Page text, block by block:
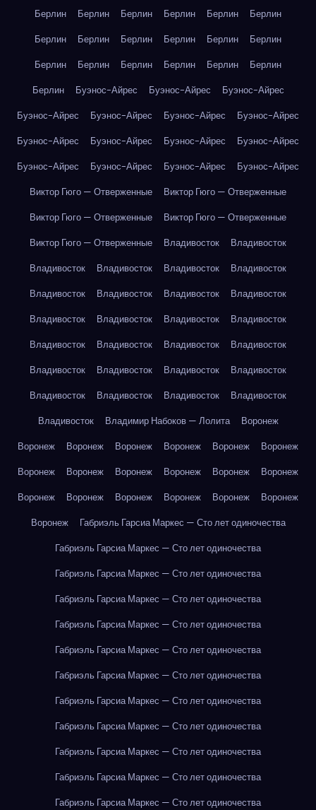
Берлин Берлин Берлин Берлин Берлин
Берлин
Берлин
Берлин Берлин Берлин Берлин
Берлин
Берлин
Берлин Берлин Берлин Берлин
Берлин
Берлин
Буэнос-Айрес Буэнос-Айрес
Буэнос-Айрес
Буэнос-Айрес
Буэнос-Айрес Буэнос-Айрес
Буэнос-Айрес
Буэнос-Айрес
Буэнос-Айрес Буэнос-Айрес
Буэнос-Айрес
Буэнос-Айрес
Буэнос-Айрес Буэнос-Айрес
Буэнос-Айрес
Виктор Гюго — Отверженные
Виктор Гюго — Отверженные
Виктор Гюго — Отверженные
Виктор Гюго — Отверженные
Виктор Гюго — Отверженные
Владивосток
Владивосток
Владивосток
Владивосток Владивосток
Владивосток
Владивосток
Владивосток Владивосток
Владивосток
Владивосток
Владивосток Владивосток
Владивосток
Владивосток
Владивосток Владивосток
Владивосток
Владивосток
Владивосток Владивосток
Владивосток
Владивосток
Владивосток Владивосток
Владивосток
Владивосток
Владимир Набоков — Лолита
Воронеж
Воронеж
Воронеж Воронеж Воронеж Воронеж
Воронеж
Воронеж
Воронеж Воронеж Воронеж Воронеж
Воронеж
Воронеж
Воронеж Воронеж Воронеж Воронеж
Воронеж
Воронеж
Габриэль Гарсиа Маркес — Сто лет одиночества
Габриэль Гарсиа Маркес — Сто лет одиночества
Габриэль Гарсиа Маркес — Сто лет одиночества
Габриэль Гарсиа Маркес — Сто лет одиночества
Габриэль Гарсиа Маркес — Сто лет одиночества
Габриэль Гарсиа Маркес — Сто лет одиночества
Габриэль Гарсиа Маркес — Сто лет одиночества
Габриэль Гарсиа Маркес — Сто лет одиночества
Габриэль Гарсиа Маркес — Сто лет одиночества
Габриэль Гарсиа Маркес — Сто лет одиночества
Габриэль Гарсиа Маркес — Сто лет одиночества
Габриэль Гарсиа Маркес — Сто лет одиночества